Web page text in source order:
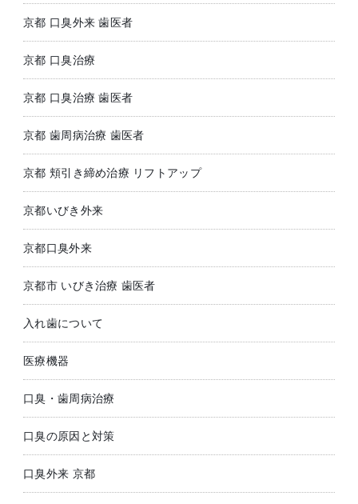
京都 口臭外来 歯医者
京都 口臭治療
京都 口臭治療 歯医者
京都 歯周病治療 歯医者
京都 頬引き締め治療 リフトアップ
京都いびき外来
京都口臭外来
京都市 いびき治療 歯医者
入れ歯について
医療機器
口臭・歯周病治療
口臭の原因と対策
口臭外来 京都